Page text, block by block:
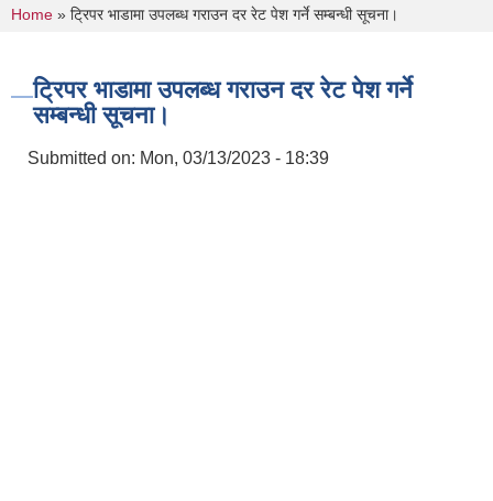
You are here
Home » ट्रिपर भाडामा उपलब्ध गराउन दर रेट पेश गर्ने सम्बन्धी सूचना।
ट्रिपर भाडामा उपलब्ध गराउन दर रेट पेश गर्ने
सम्बन्धी सूचना।
Submitted on: Mon, 03/13/2023 - 18:39